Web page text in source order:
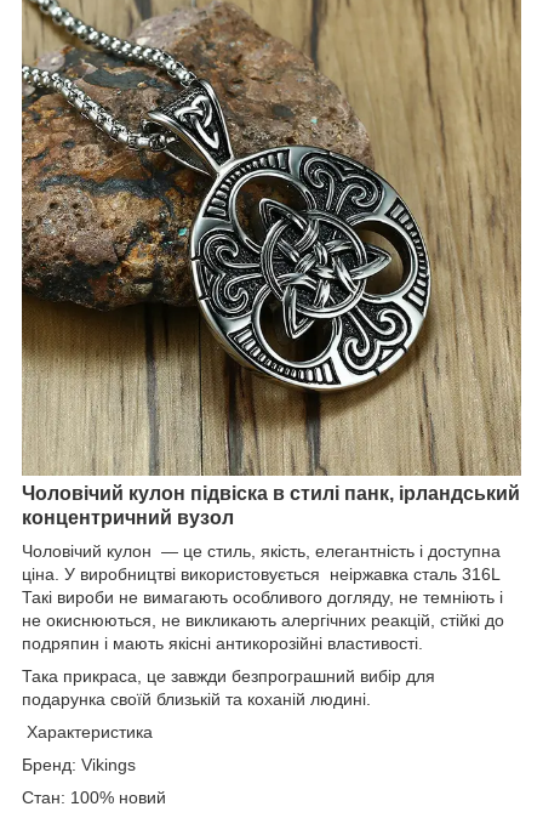
Чоловічий кулон підвіска в стилі панк, ірландський
концентричний вузол
Чоловічий кулон — це стиль, якість, елегантність і доступна
ціна. У виробництві використовується неіржавка сталь 316L
Такі вироби не вимагають особливого догляду, не темніють і
не окиснюються, не викликають алергічних реакцій, стійкі до
подряпин і мають якісні антикорозійні властивості.
Така прикраса, це завжди безпрограшний вибір для
подарунка своїй близькій та коханій людині.
Характеристика
Бренд: Vikings
Стан: 100% новий